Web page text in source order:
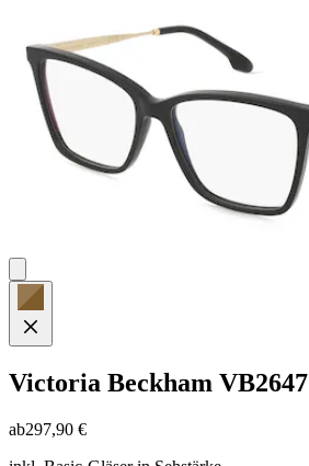
Victoria Beckham VB2647
ab297,90 €